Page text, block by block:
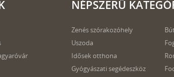
NÉPSZERŰ
Zenés szórakozóhely
Uszoda
Idősek otthona
Gyógyászati segédeszköz